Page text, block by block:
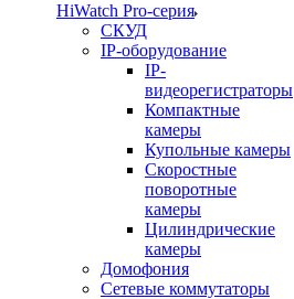
HiWatch Pro-серия
CКУД
IP-оборудование
IP-
видеорегистраторы
Компактные
камеры
Купольные камеры
Скоростные
поворотные
камеры
Цилиндрические
камеры
Домофония
Сетевые коммутаторы